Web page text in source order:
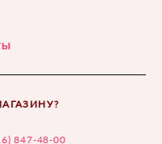
847-48-00